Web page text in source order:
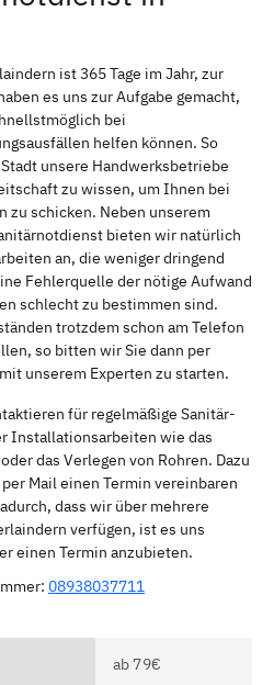
ist 365 Tage im Jahr, zur
es uns zur Aufgabe gemacht,
bei
helfen können. So
unsere Handwerksbetriebe
zu wissen, um Ihnen bei
zu schicken. Neben unserem
bieten wir natürlich
an, die weniger dringend
Fehlerquelle der nötige Aufwand
schlecht zu bestimmen sind.
trotzdem schon am Telefon
so bitten wir Sie dann per
unserem Experten zu starten.
für regelmäßige Sanitär-
Installationsarbeiten wie das
das Verlegen von Rohren. Dazu
Mail einen Termin vereinbaren
dass wir über mehrere
verfügen, ist es uns
einen Termin anzubieten.
08938037711
ab 79€